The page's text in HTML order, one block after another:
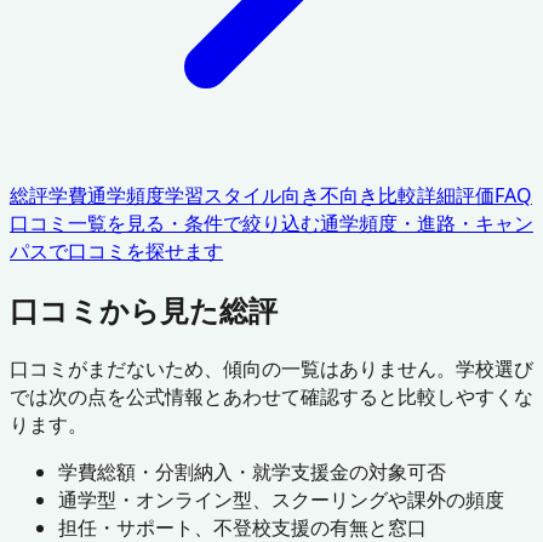
総評学費通学頻度学習スタイル向き不向き比較詳細評価FAQ
口コミ一覧を見る・条件で絞り込む通学頻度・進路・キャン
パスで口コミを探せます
口コミから見た総評
口コミがまだないため、傾向の一覧はありません。学校選び
では次の点を公式情報とあわせて確認すると比較しやすくな
ります。
学費総額・分割納入・就学支援金の対象可否
通学型・オンライン型、スクーリングや課外の頻度
担任・サポート、不登校支援の有無と窓口